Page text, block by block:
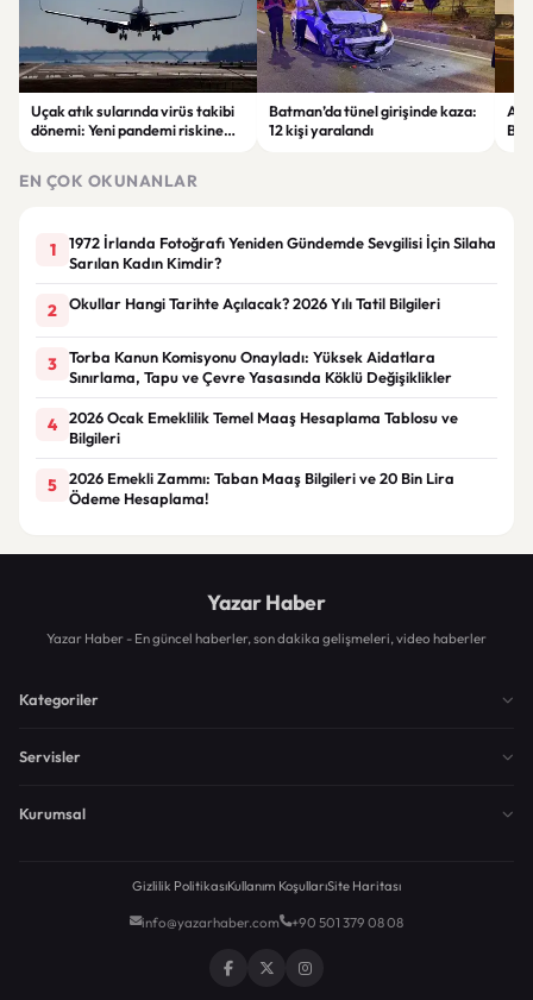
Uçak atık sularında virüs takibi
dönemi: Yeni pandemi riskine
Batman’da tünel girişinde kaza:
12 kişi yaralandı
EN ÇOK OKUNANLAR
1
1972 İrlanda Fotoğrafı Yeniden Gündemde Sevgilisi İçin Silaha
Sarılan Kadın Kimdir?
2 Okullar Hangi Tarihte Açılacak? 2026 Yılı Tatil Bilgileri
3
Torba Kanun Komisyonu Onayladı: Yüksek Aidatlara
Sınırlama, Tapu ve Çevre Yasasında Köklü Değişiklikler
4
2026 Ocak Emeklilik Temel Maaş Hesaplama Tablosu ve
Bilgileri
5
2026 Emekli Zammı: Taban Maaş Bilgileri ve 20 Bin Lira
Ödeme Hesaplama!
Yazar Haber
Yazar Haber - En güncel haberler, son dakika gelişmeleri, video haberler
Kategoriler
Servisler
Kurumsal
Gizlilik PolitikasıKullanım KoşullarıSite Haritası
info@yazarhaber.com +90 501 379 08 08